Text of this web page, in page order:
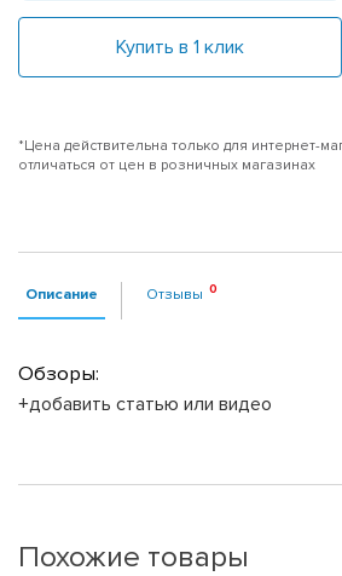
Купить в 1 клик
*Цена действительна только для интернет-
отличаться от цен в розничных магазинах
Описание Отзывы
Обзоры:
+добавить статью или видео
Похожие товары